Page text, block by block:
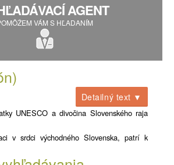
AGENT
VÁM S HĽADANÍM
Detailný text ▼
UNESCO a divočina Slovenského raja
v srdci východného Slovenska, patrí k
majestátnosť najväčších hradných